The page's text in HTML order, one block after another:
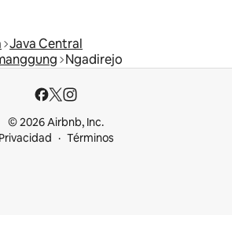
Java Central
Ngadirejo
© 2026 Airbnb, Inc.
Privacidad
Términos